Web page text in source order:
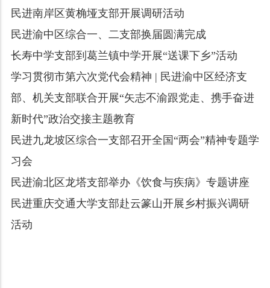
民进南岸区黄桷垭支部开展调研活动
民进渝中区综合一、二支部换届圆满完成
长寿中学支部到葛兰镇中学开展“送课下乡”活动
学习贯彻市第六次党代会精神 | 民进渝中区经济支
部、机关支部联合开展“矢志不渝跟党走、携手奋进
新时代”政治交接主题教育
民进九龙坡区综合一支部召开全国“两会”精神专题学
习会
民进渝北区龙塔支部举办《饮食与疾病》专题讲座
民进重庆交通大学支部赴云篆山开展乡村振兴调研
活动